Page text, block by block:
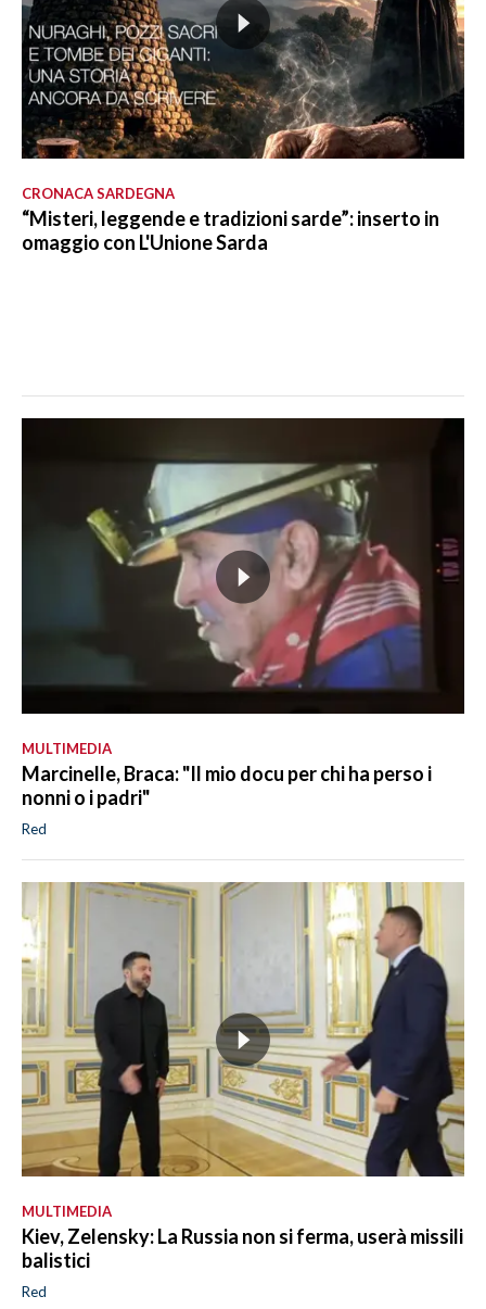
CRONACA SARDEGNA
“Misteri, leggende e tradizioni sarde”: inserto in
omaggio con L'Unione Sarda
MULTIMEDIA
Marcinelle, Braca: "Il mio docu per chi ha perso i
nonni o i padri"
Red
MULTIMEDIA
Kiev, Zelensky: La Russia non si ferma, userà missili
balistici
Red